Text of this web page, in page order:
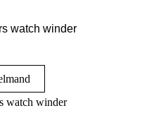
watch winder